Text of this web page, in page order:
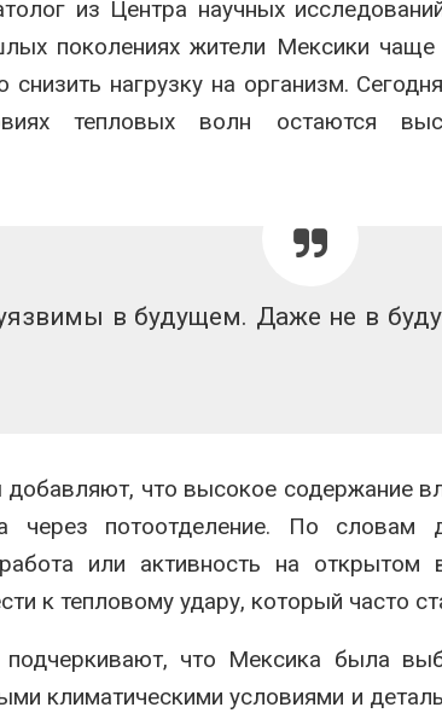
из Центра научных
поколениях жители Мексики
снизить нагрузку на организм.
тепловых волн остаются
в будущем. Даже не в
что высокое содержание
через потоотделение. По словам
или активность на
к тепловому удару, который часто
что Мексика была
климатическими условиями и